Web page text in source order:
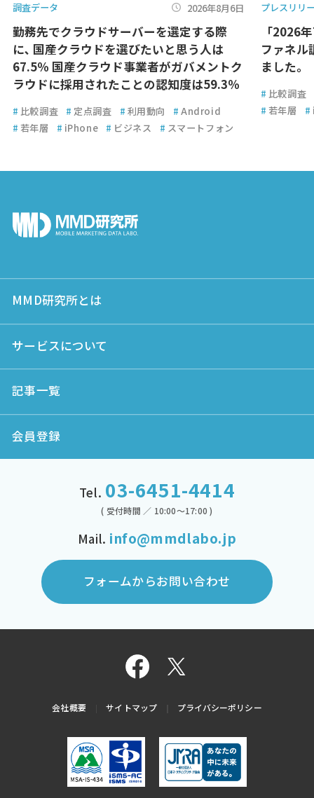
調査データ 2026年8月6日
勤務先でクラウドサーバーを選定する際
に､ 国産クラウドを選びたいと思う人は
67.5％ 国産クラウド事業者がガバメントク
ラウドに採用されたことの認知度は59.3％
# 比較調査 # 定点調査 # 利用動向 # Android
# 若年層 # iPhone # ビジネス # スマートフォン
プレスリリ
「2026
ファネル
ました。
# 比較調査
# 若年層 #
MMD研究所とは
サービスについて
記事一覧
会員登録
Tel. 03-6451-4414
( 受付時間 ／ 10:00～17:00 )
Mail. info@mmdlabo.jp
フォームからお問い合わせ
会社概要 サイトマップ プライバシーポリシー